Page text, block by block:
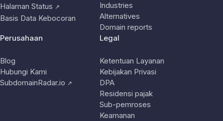
Halaman Status ↗
Basis Data Kebocoran
Industries
Alternatives
Domain reports
Perusahaan
Blog
Hubungi Kami
SubdomainRadar.io ↗
Legal
Ketentuan Layanan
Kebijakan Privasi
DPA
Residensi pajak
Sub-pemroses
Keamanan